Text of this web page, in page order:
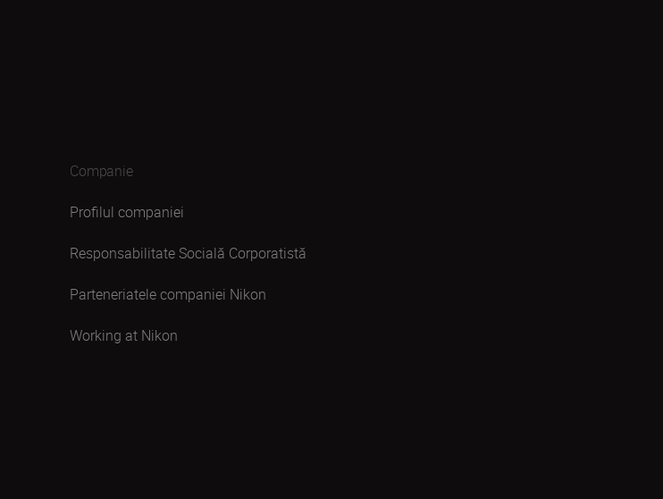
Companie
Profilul companiei
Responsabilitate Socială Corporatistă
Parteneriatele companiei Nikon
Working at Nikon